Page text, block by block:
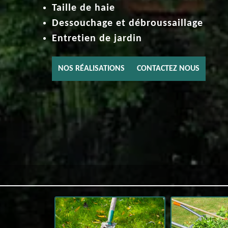
Taille de haie
Dessouchage et débroussaillage
Entretien de jardin
NOS RÉALISATIONS CONTACTEZ NOUS